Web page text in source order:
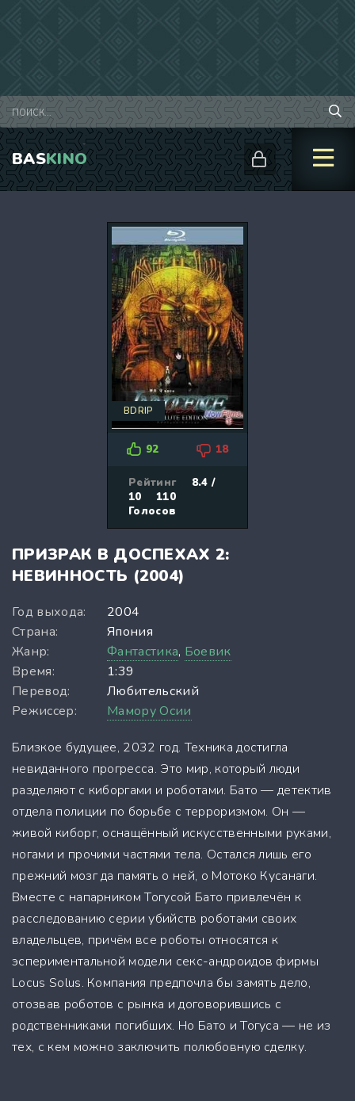
BASKINO
BDRIP
92 18
Рейтинг
8.4 /
10
110
Голосов
ПРИЗРАК В ДОСПЕХАХ 2:
НЕВИННОСТЬ (2004)
Год выхода:
2004
Страна:
Япония
Жанр:
Фантастика, Боевик
Время:
1:39
Перевод:
Любительский
Режиссер:
Мамору Осии
Близкое будущее, 2032 год. Техника достигла
невиданного прогресса. Это мир, который люди
разделяют с киборгами и роботами. Бато — детектив
отдела полиции по борьбе с терроризмом. Он —
живой киборг, оснащённый искусственными руками,
ногами и прочими частями тела. Остался лишь его
прежний мозг да память о ней, о Мотоко Кусанаги.
Вместе с напарником Тогусой Бато привлечён к
расследованию серии убийств роботами своих
владельцев, причём все роботы относятся к
эспериментальной модели секс-андроидов фирмы
Locus Solus. Компания предпочла бы замять дело,
отозвав роботов с рынка и договорившись с
родственниками погибших. Но Бато и Тогуса — не из
тех, с кем можно заключить полюбовную сделку.